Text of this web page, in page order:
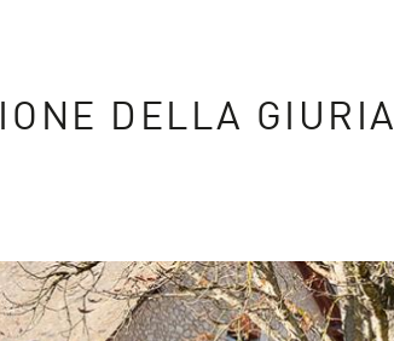
DELLA GIURIA